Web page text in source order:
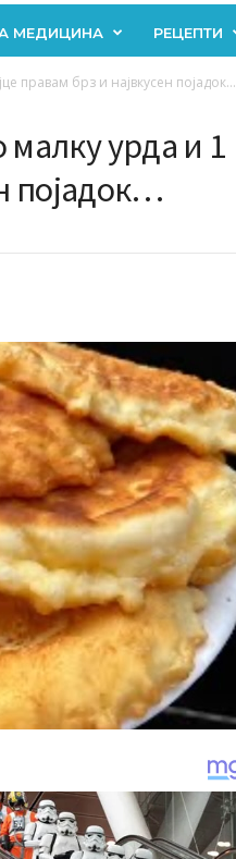
МЕДИЦИНА РЕЦЕПТИ
правам брз и највкусен појадок…
урда и 1
појадок…